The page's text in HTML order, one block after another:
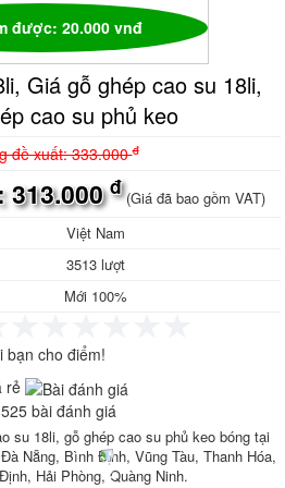
phủ phim
giá rẻ
thanh
ghép
gỗ ghép
keo bóng
Seam-
HD 945 -
theo yêu
mm
được: 20.000 vnđ
Giá gỗ ghép cao su 18li,
cao su phủ keo
đề xuất: 333.000đ
313.000đ (Giá đã bao gồm VAT)
Việt Nam
3513 lượt
Mới 100%
bạn cho điểm!
rẻ
525 bài đánh giá
su 18li, gỗ ghép cao su phủ keo bóng tại
Nẵng, Bình Định, Vũng Tàu, Thanh Hóa,
Hải Phòng, Quàng Ninh.